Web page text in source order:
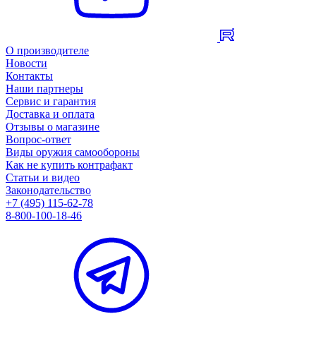
О производителе
Новости
Контакты
Наши партнеры
Сервис и гарантия
Доставка и оплата
Отзывы о магазине
Вопрос-ответ
Виды оружия самообороны
Как не купить контрафакт
Статьи и видео
Законодательство
+7 (495) 115-62-78
8-800-100-18-46